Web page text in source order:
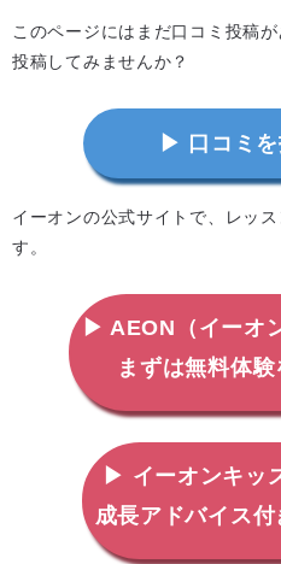
このページにはまだ口コミ投稿
投稿してみませんか？
▶ 口コミを
イーオンの公式サイトで、レッ
す。
▶ AEON（イーオ
まずは無料体験
▶ イーオンキッ
成長アドバイス付